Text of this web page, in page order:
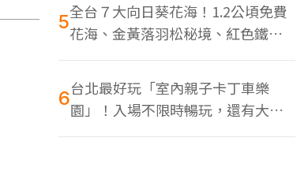
5全台７大向日葵花海！1.2公頃免費
花海、金黃落羽松秘境、紅色鐵橋
同框
6台北最好玩「室內親子卡丁車樂
園」！入場不限時暢玩，還有大螢
幕Switch遊戲區